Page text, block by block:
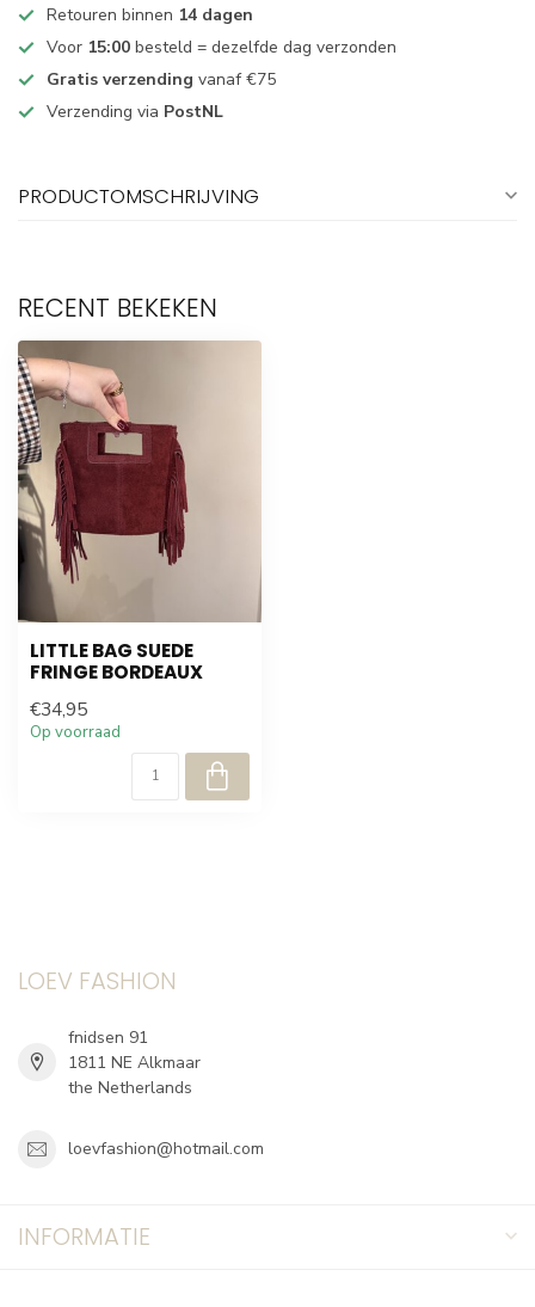
Retouren binnen 14 dagen
Voor 15:00 besteld = dezelfde dag verzonden
Gratis verzending vanaf €75
Verzending via PostNL
PRODUCTOMSCHRIJVING
RECENT BEKEKEN
LITTLE BAG SUEDE
FRINGE BORDEAUX
€34,95
Op voorraad
LOEV FASHION
fnidsen 91
1811 NE Alkmaar
the Netherlands
loevfashion@hotmail.com
INFORMATIE